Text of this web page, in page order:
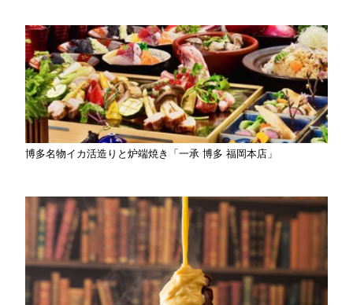
博多名物イカ活造りと炉端焼き「一承 博多 福岡本店」